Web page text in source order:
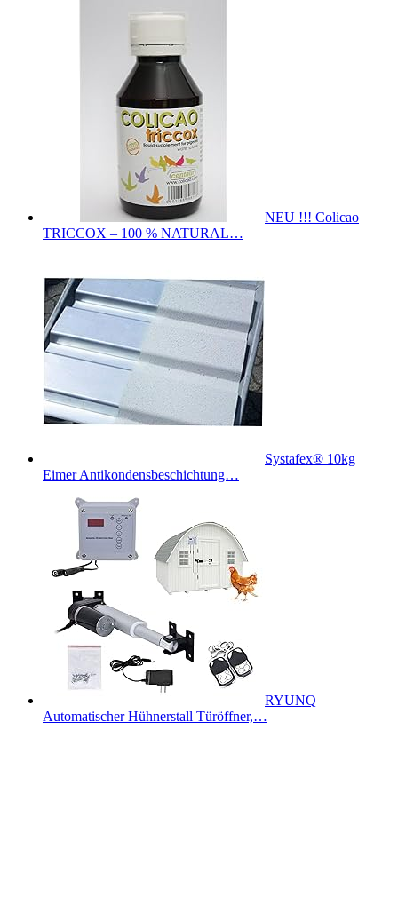
NEU !!! Colicao
TRICCOX – 100 % NATURAL…
Systafex® 10kg
Eimer Antikondensbeschichtung…
RYUNQ
Automatischer Hühnerstall Türöffner,…